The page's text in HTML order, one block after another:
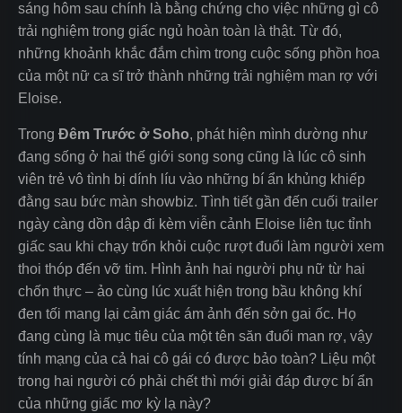
sáng hôm sau chính là bằng chứng cho việc những gì cô
trải nghiệm trong giấc ngủ hoàn toàn là thật. Từ đó,
những khoảnh khắc đắm chìm trong cuộc sống phồn hoa
của một nữ ca sĩ trở thành những trải nghiệm man rợ với
Eloise.
Trong Đêm Trước ở Soho, phát hiện mình dường như
đang sống ở hai thế giới song song cũng là lúc cô sinh
viên trẻ vô tình bị dính líu vào những bí ẩn khủng khiếp
đằng sau bức màn showbiz. Tình tiết gần đến cuối trailer
ngày càng dồn dập đi kèm viễn cảnh Eloise liên tục tỉnh
giấc sau khi chạy trốn khỏi cuộc rượt đuổi làm người xem
thoi thóp đến vỡ tim. Hình ảnh hai người phụ nữ từ hai
chốn thực – ảo cùng lúc xuất hiện trong bầu không khí
đen tối mang lại cảm giác ám ảnh đến sởn gai ốc. Họ
đang cùng là mục tiêu của một tên săn đuổi man rợ, vậy
tính mạng của cả hai cô gái có được bảo toàn? Liệu một
trong hai người có phải chết thì mới giải đáp được bí ẩn
của những giấc mơ kỳ lạ này?